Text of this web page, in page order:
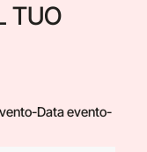
TUO
Data evento-